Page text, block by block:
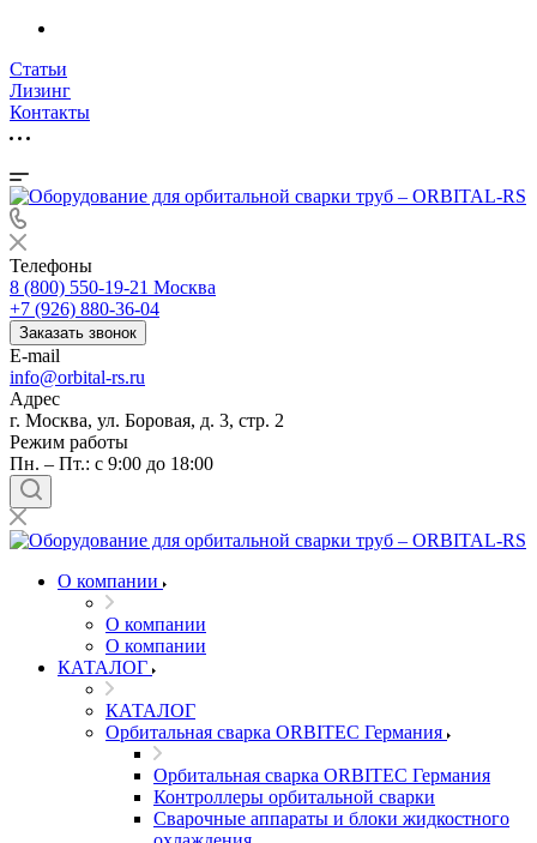
Статьи
Лизинг
Контакты
Телефоны
8 (800) 550-19-21 Москва
+7 (926) 880-36-04
Заказать звонок
E-mail
info@orbital-rs.ru
Адрес
г. Москва, ул. Боровая, д. 3, стр. 2
Режим работы
Пн. – Пт.: с 9:00 до 18:00
О компании
О компании
О компании
КАТАЛОГ
КАТАЛОГ
Орбитальная сварка ORBITEC Германия
Орбитальная сварка ORBITEC Германия
Контроллеры орбитальной сварки
Сварочные аппараты и блоки жидкостного